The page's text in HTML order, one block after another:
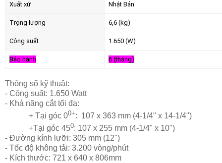
Xuất xứ Nhật Bản
Trọng lượng 6,6 (kg)
Công suất 1.650 (W)
Bảo hành 6 (tháng)
Thông số kỹ thuật:
- Công suất: 1.650 Watt
- Khả năng cắt tối đa:
+ Tại góc 00+: 107 x 363 mm (4-1/4" x 14-1/4")
+Tại góc 450: 107 x 255 mm (4-1/4" x 10")
- Đường kính lưỡi: 305 mm (12")
- Tốc độ không tải: 3.200 vòng/phút
- Kích thước: 721 x 640 x 806mm